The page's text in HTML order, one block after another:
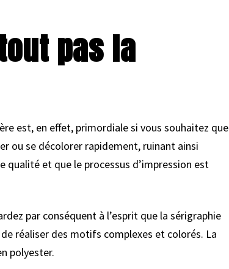
pas la
est, en effet, primordiale si vous souhaitez que
ou se décolorer rapidement, ruinant ainsi
qualité et que le processus d’impression est
par conséquent à l’esprit que la sérigraphie
réaliser des motifs complexes et colorés. La
polyester.